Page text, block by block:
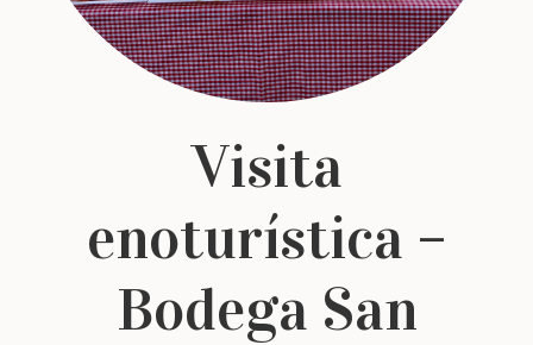
Visita
enoturística –
Bodega San